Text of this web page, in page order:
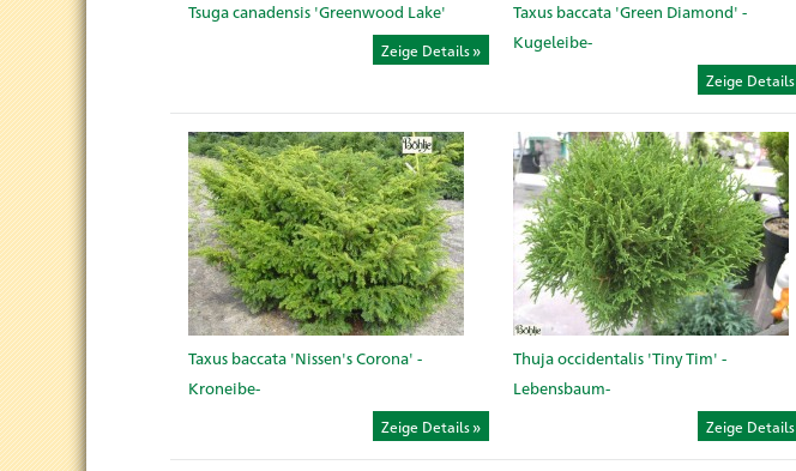
Tsuga canadensis 'Greenwood Lake'
Zeige Details
Taxus baccata 'Green Diamond' -
Kugeleibe-
Zeige Details
Taxus baccata 'Nissen's Corona' -
Kroneibe-
Zeige Details
Thuja occidentalis 'Tiny Tim' -
Lebensbaum-
Zeige Details